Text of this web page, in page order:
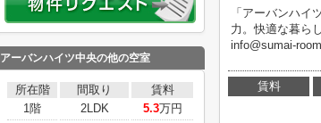
「アーバンハ
力。快適な暮ら
info@sumai-
賃料
アーバンハイツ中央の他の空室
所在階 間取り
賃料
1階
2LDK 5.3万円